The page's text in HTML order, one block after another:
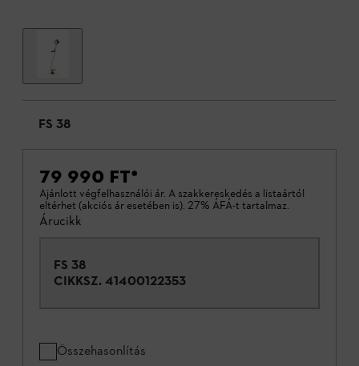
FS 38
79 990 FT*
Ajánlott végfelhasználói ár. A szakkereskedés a listaártól
eltérhet (akciós ár esetében is). 27% ÁFÁ-t tartalmaz.
Árucikk
FS 38
CIKKSZ. 41400122353
Összehasonlítás